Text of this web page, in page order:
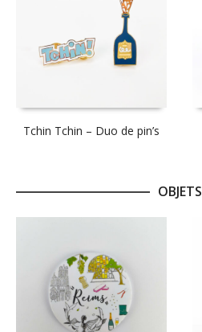
Tchin Tchin – Duo de pin’s
OBJETS